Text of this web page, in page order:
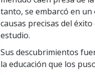
tanto, se embarcó en un
causas precisas del
estudio.
Sus descubrimientos
la educación que los